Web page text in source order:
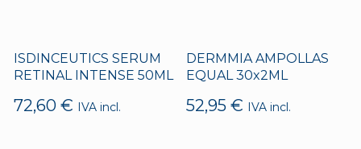
ISDINCEUTICS SERUM
RETINAL INTENSE 50ML
72,60 € IVA incl.
DERMMIA AMPOLLAS
EQUAL 30x2ML
52,95 € IVA incl.